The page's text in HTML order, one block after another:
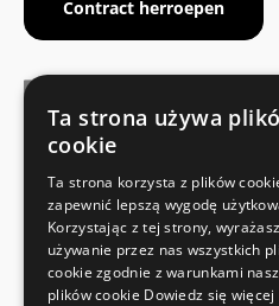
Contract herroepen
Voldoet aan de
SNELLE EN EENVOUDIGE
Retourservice
Ta strona używa
cookie
Ta strona korzysta z plików
zapewnić lepszą wygodę
Korzystając z tej strony,
używanie przez nas wszystkich
cookie zgodnie z warunkami
plików cookie Dowiedz się więcej